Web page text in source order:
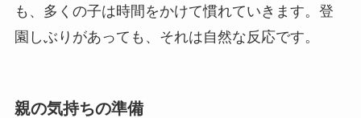
も、多くの子は時間をかけて慣れていきます。登
園しぶりがあっても、それは自然な反応です。
親の気持ちの準備